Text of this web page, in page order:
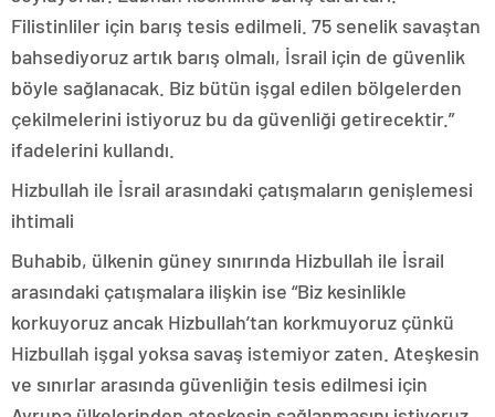
Filistinliler için barış tesis edilmeli. 75 senelik savaştan
bahsediyoruz artık barış olmalı, İsrail için de güvenlik
böyle sağlanacak. Biz bütün işgal edilen bölgelerden
çekilmelerini istiyoruz bu da güvenliği getirecektir.”
ifadelerini kullandı.
Hizbullah ile İsrail arasındaki çatışmaların genişlemesi
ihtimali
Buhabib, ülkenin güney sınırında Hizbullah ile İsrail
arasındaki çatışmalara ilişkin ise “Biz kesinlikle
korkuyoruz ancak Hizbullah’tan korkmuyoruz çünkü
Hizbullah işgal yoksa savaş istemiyor zaten. Ateşkesin
ve sınırlar arasında güvenliğin tesis edilmesi için